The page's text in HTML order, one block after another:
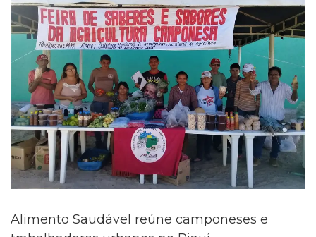
Alimento Saudável reúne camponeses e